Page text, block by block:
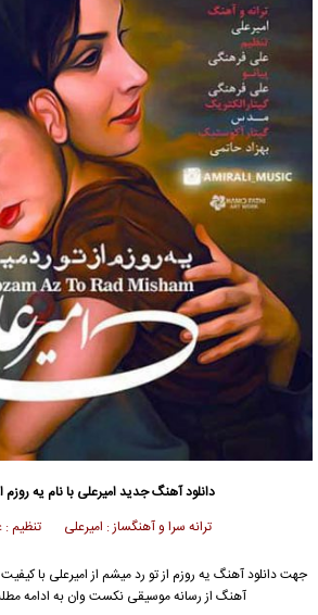
دانلود آهنگ جدیدامیرعلی با نام یه
ترانه سرا و آهنگساز : امیرعلی تنظیم
جهت دانلود آهنگ یه روزم از تو رد میشم از امیرعلی
آهنگ از رسانه موسیقی نکست وان به ادامه